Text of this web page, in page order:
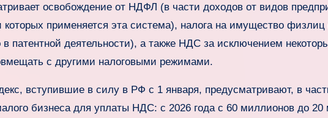
освобождение от НДФЛ (в части доходов от видов
которых применяется эта система), налога на имущество физлиц
патентной деятельности), а также НДС за исключением
с другими налоговыми режимами.
вступившие в силу в РФ с 1 января, предусматривают, в
бизнеса для уплаты НДС: с 2026 года с 60 миллионов до